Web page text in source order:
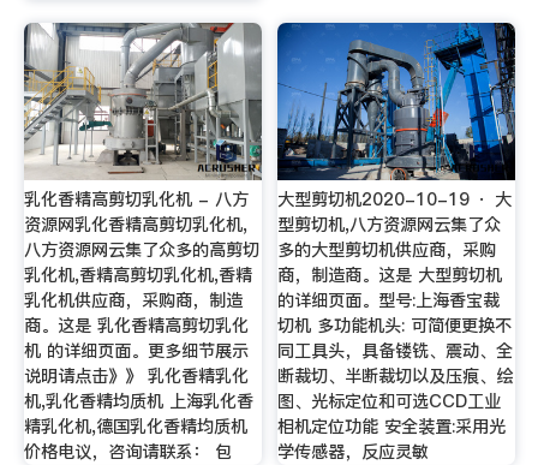
乳化香精高剪切乳化机 - 八方
资源网乳化香精高剪切乳化机,
八方资源网云集了众多的高剪切
乳化机,香精高剪切乳化机,香精
乳化机供应商，采购商，制造
商。这是 乳化香精高剪切乳化
机 的详细页面。更多细节展示
说明请点击》》 乳化香精乳化
机,乳化香精均质机 上海乳化香
精乳化机,德国乳化香精均质机
价格电议，咨询请联系： 包
大型剪切机2020-10-19 · 大
型剪切机,八方资源网云集了众
多的大型剪切机供应商，采购
商，制造商。这是 大型剪切机
的详细页面。型号:上海香宝裁
切机 多功能机头: 可简便更换不
同工具头，具备镂铣、震动、全
断裁切、半断裁切以及压痕、绘
图、光标定位和可选CCD工业
相机定位功能 安全装置:采用光
学传感器，反应灵敏